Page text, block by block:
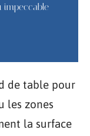
impeccable
de table pour
les zones
la surface